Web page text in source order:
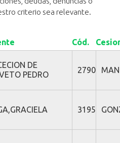
criterio sea relevante.
Cód.
DE
PEDRO
2790
3195